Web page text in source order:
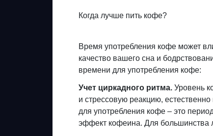
Когда лучше пить кофе?
Время употребления кофе может
качество вашего сна и
времени для употребления кофе:
Учет циркадного ритма. Уровень
и стрессовую реакцию,
для употребления кофе – это
эффект кофеина. Для большинства